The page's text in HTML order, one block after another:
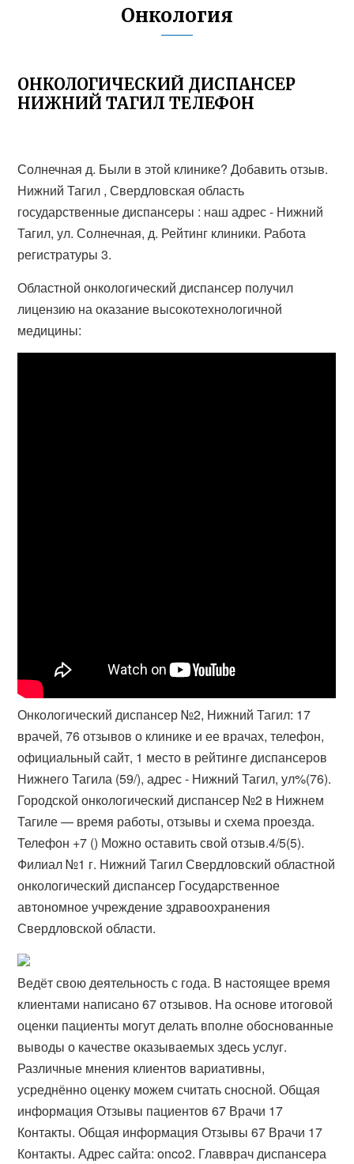
Онкология
ОНКОЛОГИЧЕСКИЙ ДИСПАНСЕР
НИЖНИЙ ТАГИЛ ТЕЛЕФОН
Солнечная д. Были в этой клинике? Добавить отзыв.
Нижний Тагил , Свердловская область
государственные диспансеры : наш адрес - Нижний
Тагил, ул. Солнечная, д. Рейтинг клиники. Работа
регистратуры 3.
Областной онкологический диспансер получил
лицензию на оказание высокотехнологичной
медицины:
Онкологический диспансер №2, Нижний Тагил: 17
врачей, 76 отзывов о клинике и ее врачах, телефон,
официальный сайт, 1 место в рейтинге диспансеров
Нижнего Тагила (59/), адрес - Нижний Тагил, ул%(76).
Городской онкологический диспансер №2 в Нижнем
Тагиле — время работы, отзывы и схема проезда.
Телефон +7 () Можно оставить свой отзыв.4/5(5).
Филиал №1 г. Нижний Тагил Свердловский областной
онкологический диспансер Государственное
автономное учреждение здравоохранения
Свердловской области.
Ведёт свою деятельность с года. В настоящее время
клиентами написано 67 отзывов. На основе итоговой
оценки пациенты могут делать вполне обоснованные
выводы о качестве оказываемых здесь услуг.
Различные мнения клиентов вариативны,
усреднённо оценку можем считать сносной. Общая
информация Отзывы пациентов 67 Врачи 17
Контакты. Общая информация Отзывы 67 Врачи 17
Контакты. Адрес сайта: onco2. Главврач диспансера